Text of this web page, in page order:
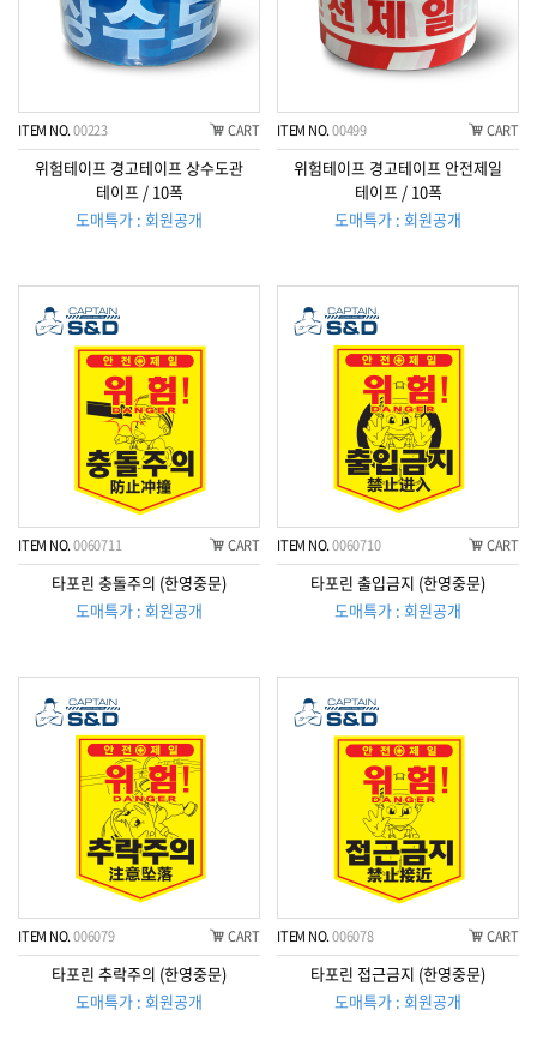
ITEM NO.00223 CART
위험테이프 경고테이프 상수도관
테이프 / 10폭
도매특가 : 회원공개
ITEM NO.00499 CART
위험테이프 경고테이프 안전제일
테이프 / 10폭
도매특가 : 회원공개
ITEM NO.0060711 CART
타포린 충돌주의 (한영중문)
도매특가 : 회원공개
ITEM NO.0060710 CART
타포린 출입금지 (한영중문)
도매특가 : 회원공개
ITEM NO.006079 CART
타포린 추락주의 (한영중문)
도매특가 : 회원공개
ITEM NO.006078 CART
타포린 접근금지 (한영중문)
도매특가 : 회원공개